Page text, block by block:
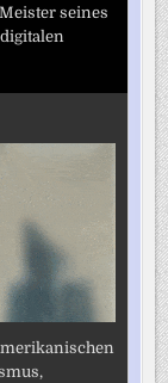
seines